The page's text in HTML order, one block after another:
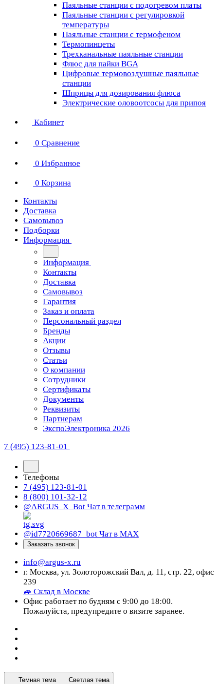
Паяльные станции с подогревом платы
Паяльные станции с регулировкой
температуры
Паяльные станции с термофеном
Термопинцеты
Трехканальные паяльные станции
Флюс для пайки BGA
Цифровые термовоздушные паяльные
станции
Шприцы для дозирования флюса
Электрические оловоотсосы для припоя
Кабинет
0 Сравнение
0 Избранное
0 Корзина
Контакты
Доставка
Самовывоз
Подборки
Информация
Информация
Контакты
Доставка
Самовывоз
Гарантия
Заказ и оплата
Персональный раздел
Бренды
Акции
Отзывы
Статьи
О компании
Сотрудники
Сертификаты
Документы
Реквизиты
Партнерам
ЭкспоЭлектроника 2026
7 (495) 123-81-01
Телефоны
7 (495) 123-81-01
8 (800) 101-32-12
@ARGUS_X_Bot Чат в телеграмм
@id7720669687_bot Чат в МАХ
Заказать звонок
info@argus-x.ru
г. Москва, ул. Золоторожский Вал, д. 11, стр. 22, офис
239
🚙 Склад в Москве
Офис работает по будням с 9:00 до 18:00.
Пожалуйста, предупредите о визите заранее.
Темная тема Светлая тема